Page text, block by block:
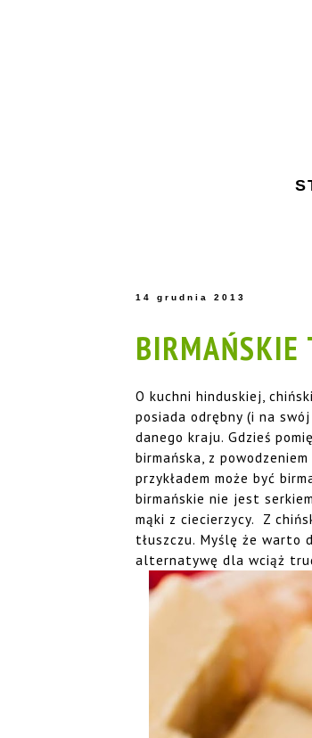
14 grudnia 2013
BIRMAŃSKIE
O kuchni hinduskiej,
posiada odrębny (i na
danego kraju. Gdzieś
birmańska, z
przykładem może być
birmańskie nie jest
mąki z ciecierzycy. Z
tłuszczu. Myślę że warto
alternatywę dla wciąż